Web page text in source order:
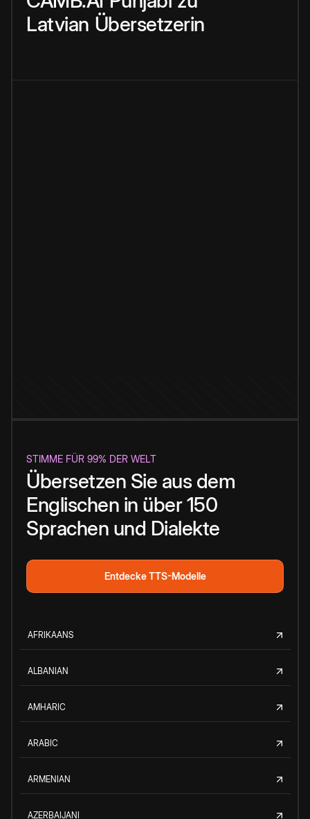
Latvian Übersetzerin
STIMME FÜR 99% DER WELT
Übersetzen Sie aus dem
Englischen in über 150
Sprachen und Dialekte
Entdecke TTS-Modelle
AFRIKAANS
ALBANIAN
AMHARIC
ARABIC
ARMENIAN
AZERBAIJANI